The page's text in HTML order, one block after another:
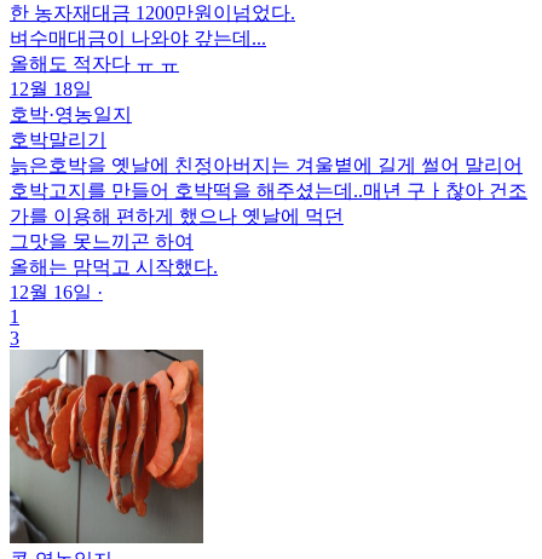
한 농자재대금 1200만원이넘었다.
벼수매대금이 나와야 갚는데...
올해도 적자다 ㅠ ㅠ
12월 18일
호박·영농일지
호박말리기
늙은호박을 옛날에 친정아버지는 겨울볕에 길게 썰어 말리어
호박고지를 만들어 호박떡을 해주셨는데..매년 구ㅏ찮아 건조
가를 이용해 편하게 했으나 옛날에 먹던
그맛을 못느끼곤 하여
올해는 맘먹고 시작했다.
12월 16일 ·
1
3